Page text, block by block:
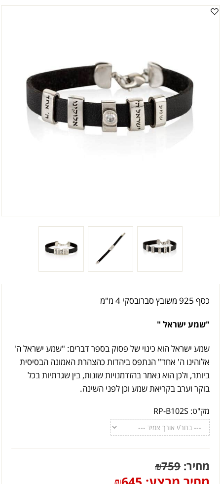
כסף 925 משובץ סברובסקי 4 מ"מ
"שמע ישראל "
שמע ישראל הוא כינוי של פסוק בספר דברים: "שמע ישראל ה'
אלוהינו ה' אחד" הנתפס ביהדות כהצהרת האמונה הבסיסית
ביותר, ולכן הוא נאמר בהזדמנויות שונות, בין שגרתיות בכל
בוקר וערב בקריאת שמע וכן לפני השינה.
מק"ט: RP-B102S
מחיר: ₪759